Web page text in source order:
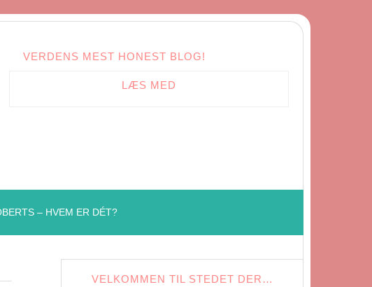
VERDENS MEST HONEST BLOG!
LÆS MED
– HVEM ER DÉT?
VELKOMMEN TIL STEDET DER…